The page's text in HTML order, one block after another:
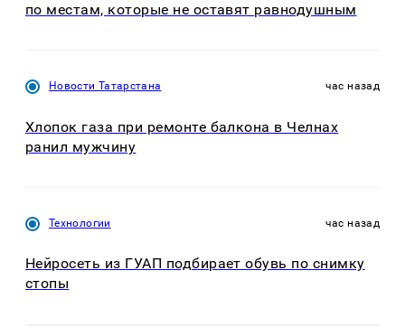
по местам, которые не оставят равнодушным
Новости Татарстана час назад
Хлопок газа при ремонте балкона в Челнах
ранил мужчину
Технологии час назад
Нейросеть из ГУАП подбирает обувь по снимку
стопы